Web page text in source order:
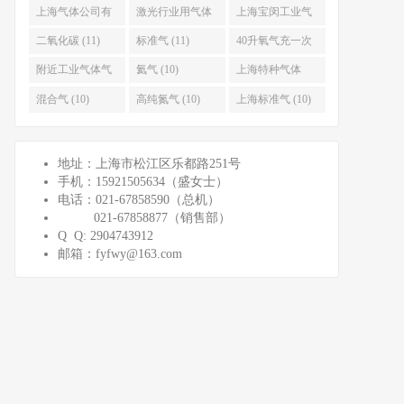
(15)
上海气体公司有
哪些 (13)
激光行业用气体
(12)
上海宝闵工业气
体有限公司 (12)
二氧化碳 (11) 标准气 (11) 40升氧气充一次
多少钱 (11)
附近工业气体气
站 (11)
氦气 (10) 上海特种气体
(10)
混合气 (10) 高纯氮气 (10) 上海标准气 (10)
地址：上海市松江区乐都路251号
手机：15921505634（盛女士）
电话：021-67858590（总机）
021-67858877（销售部）
Q Q: 2904743912
邮箱：fyfwy@163.com​​